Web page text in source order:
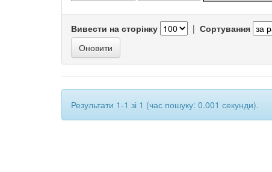
Вивести на сторінку | Сортування
Результати 1-1 зі 1 (час пошуку: 0.001 секунди).